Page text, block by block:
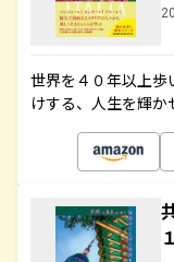
世界を４０年以上歩
けする、人生を輝